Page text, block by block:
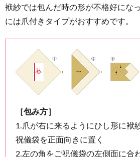
袱紗では包んだ時の形が不格好にな
には爪付きタイプがおすすめです。
［包み方］
1.爪が右に来るようにひし形に袱
祝儀袋を正面向きに置く
2.左の角をご祝儀袋の左側面に合